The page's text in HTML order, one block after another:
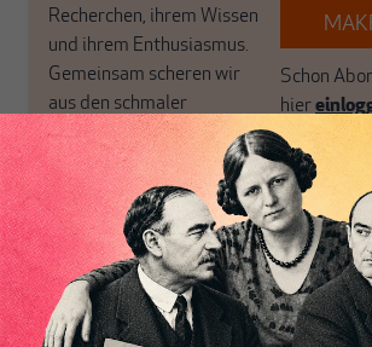
Recherchen, ihrem Wissen
und ihrem Enthusiasmus.
Gemeinsam scheren wir
aus den schmaler
werdenden Leitplanken
des Denkens aus.
Schon
hier
Heiner Flassbeckist Mitbegründer von